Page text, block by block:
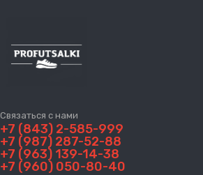
Связаться с нами
+7 (843) 2-585-999
+7 (987) 287-52-88
+7 (963) 139-14-38
+7 (960) 050-80-40